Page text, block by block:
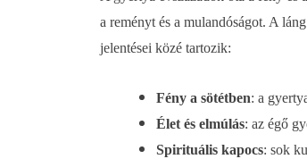
a reményt és a mulandóságot. A
jelentései közé tartozik:
Fény a sötétben: a
Élet és elmúlás: az égő
Spirituális kapocs: sok